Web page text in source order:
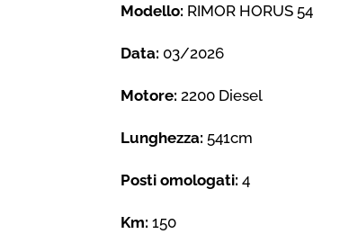
Modello: RIMOR HORUS 54
Data: 03/2026
Motore: 2200 Diesel
Lunghezza: 541cm
Posti omologati: 4
Km: 150